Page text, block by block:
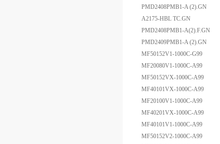
PMD2408PMB1-A (2).GN
A2175-HBL TC.GN
PMD2408PMB1-A(2).F.GN
PMD2409PMB1-A (2).GN
MF50152V1-1000C-G99
MF20080V1-1000C-A99
MF50152VX-1000C-A99
MF40101VX-1000C-A99
MF20100V1-1000C-A99
MF40201VX-1000C-A99
MF40101V1-1000C-A99
MF50152V2-1000C-A99